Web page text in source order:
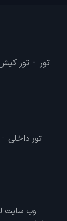
تور - تور
تور داخلی -
وب سایت